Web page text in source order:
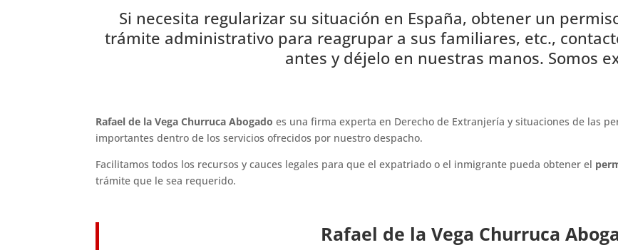
Si necesita regularizar su situación en España, obtener un
trámite administrativo para reagrupar a sus familiares, etc.,
antes y déjelo en nuestras manos. Somos
Rafael de la Vega Churruca Abogado es una firma experta en Derecho de Extranjería y situaciones de las
importantes dentro de los servicios ofrecidos por nuestro despacho.
Facilitamos todos los recursos y cauces legales para que el expatriado o el inmigrante pueda obtener el
trámite que le sea requerido.
Rafael de la Vega Churruca